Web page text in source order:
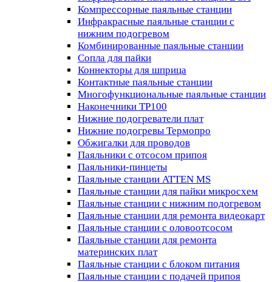
Компрессорные паяльные станции
Инфракрасные паяльные станции с
нижним подогревом
Комбинированные паяльные станции
Сопла для пайки
Коннекторы для шприца
Контактные паяльные станции
Многофункциональные паяльные станции
Наконечники TP100
Нижние подогреватели плат
Нижние подогревы Термопро
Обжигалки для проводов
Паяльники с отсосом припоя
Паяльники-пинцеты
Паяльные станции ATTEN MS
Паяльные станции для пайки микросхем
Паяльные станции с нижним подогревом
Паяльные станции для ремонта видеокарт
Паяльные станции с оловоотсосом
Паяльные станции для ремонта
материнских плат
Паяльные станции с блоком питания
Паяльные станции с подачей припоя